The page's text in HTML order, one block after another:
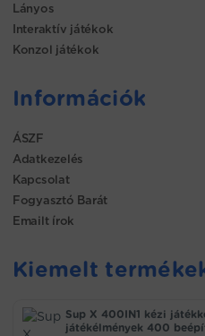
Lányos
Interaktív játékok
Konzol játékok
Információk
ÁSZF
Adatkezelés
Kapcsolat
Fogyasztó Barát
Emailt írok
Kiemelt
Sup X 400IN1 kézi
játékélmények 400